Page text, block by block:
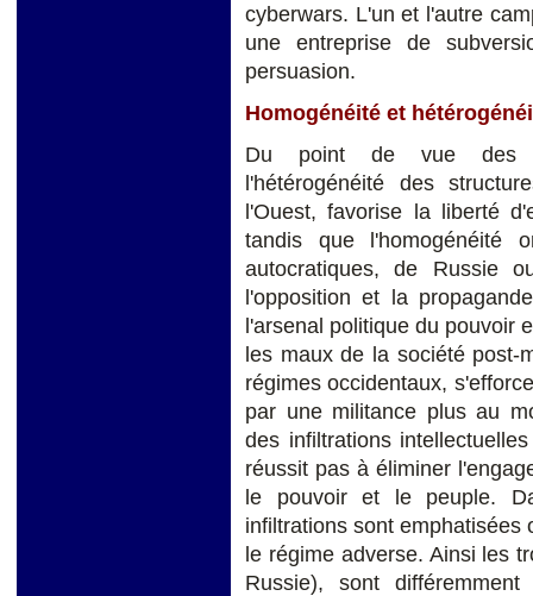
cyberwars. L'un et l'autre
une entreprise de
persuasion.
Homogénéité et
Du point de vue des
l'hétérogénéité des
l'Ouest, favorise la liberté
tandis que l'homogénéité
autocratiques, de Russie
l'opposition et la
l'arsenal politique du pouvoir
les maux de la société post-
régimes occidentaux,
par une militance plus au
des infiltrations
réussit pas à éliminer
le pouvoir et le peuple.
infiltrations sont emphatisées
le régime adverse. Ainsi les
Russie), sont